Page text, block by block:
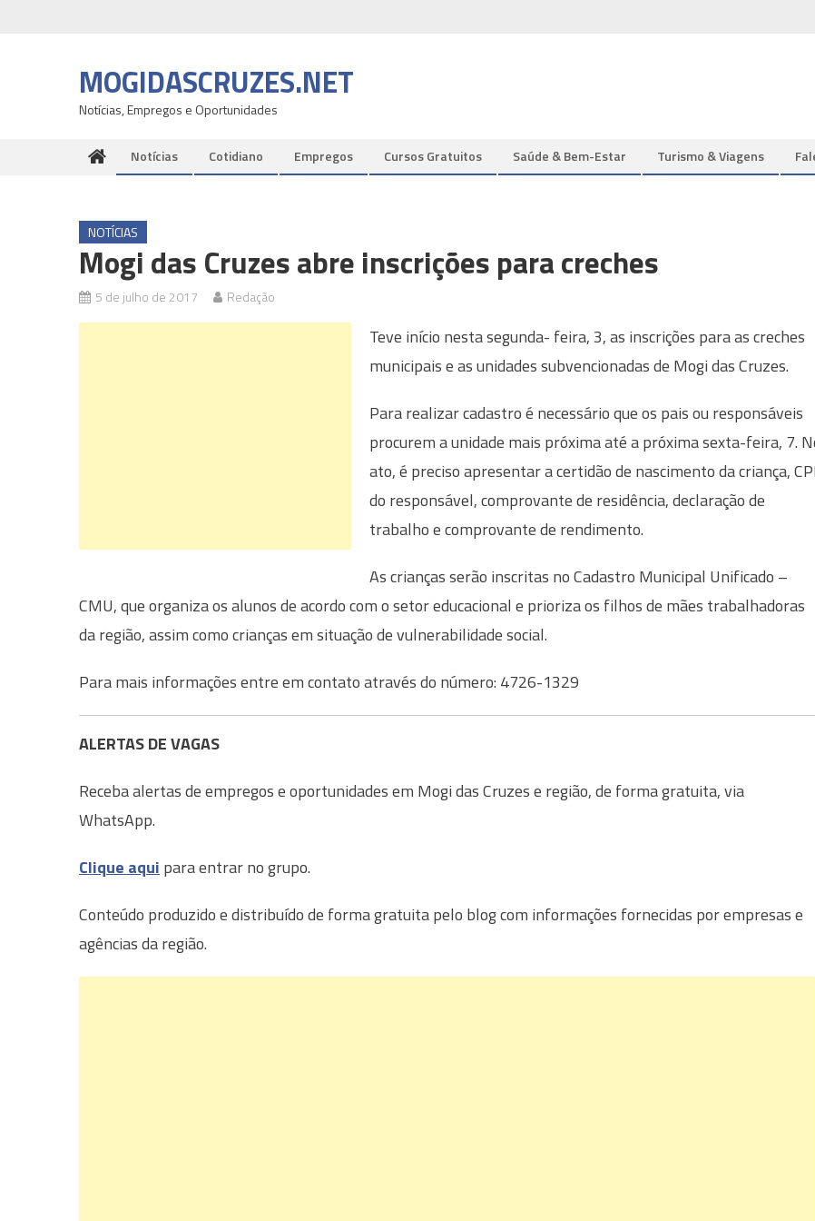
MOGIDASCRUZES.NET
Notícias, Empregos e Oportunidades
Notícias Cotidiano Empregos Cursos Gratuitos Saúde & Bem-Estar Turismo & Viagens
NOTÍCIAS
Mogi das Cruzes abre inscrições para creches
5 de julho de 2017 Redação
Teve início nesta segunda- feira, 3, as inscrições para as creches
municipais e as unidades subvencionadas de Mogi das Cruzes.
Para realizar cadastro é necessário que os pais ou responsáveis
procurem a unidade mais próxima até a próxima sexta-feira, 7.
ato, é preciso apresentar a certidão de nascimento da criança,
do responsável, comprovante de residência, declaração de
trabalho e comprovante de rendimento.
As crianças serão inscritas no Cadastro Municipal Unificado –
CMU, que organiza os alunos de acordo com o setor educacional e prioriza os filhos de mães trabalhadoras
da região, assim como crianças em situação de vulnerabilidade social.
Para mais informações entre em contato através do número: 4726-1329
ALERTAS DE VAGAS
Receba alertas de empregos e oportunidades em Mogi das Cruzes e região, de forma gratuita, via
WhatsApp.
Clique aqui para entrar no grupo.
Conteúdo produzido e distribuído de forma gratuita pelo blog com informações fornecidas por empresas e
agências da região.